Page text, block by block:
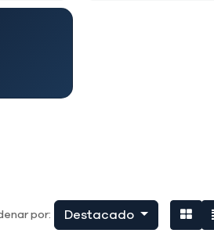
por: Destacado